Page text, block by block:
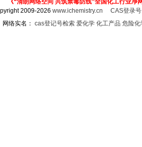
《“清朗网络空间 共筑禁毒防线”全国化工行业净
2009-2026www.ichemistry.cn
CAS登录
网络实名： cas登记号检索 爱化学 化工产品 危险化